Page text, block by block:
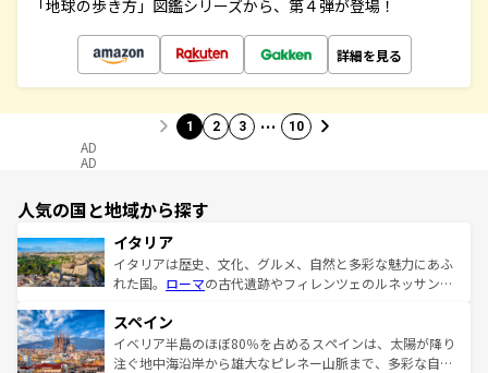
「地球の歩き方」図鑑シリーズから、第４弾が登場！
詳細を見る
1 2 3 … 10
AD
AD
人気の国と地域から探す
イタリア
イタリアは歴史、文化、グルメ、自然と多彩な魅力にあふ
れた国。 ローマの古代遺跡やフィレンツェのルネッサンス
ろん、トスカーナの美しい田園風景やアマルフィ海岸の絶
景など、自然景観も見逃せない。観光の合間には、本場の
ピザやパスタなど、絶品のイタリア料理を堪能することも
スペイン
イベリア半島のほぼ80％を占めるスペインは、太陽が降り
注ぐ地中海沿岸から雄大なピレネー山脈まで、多彩な自然